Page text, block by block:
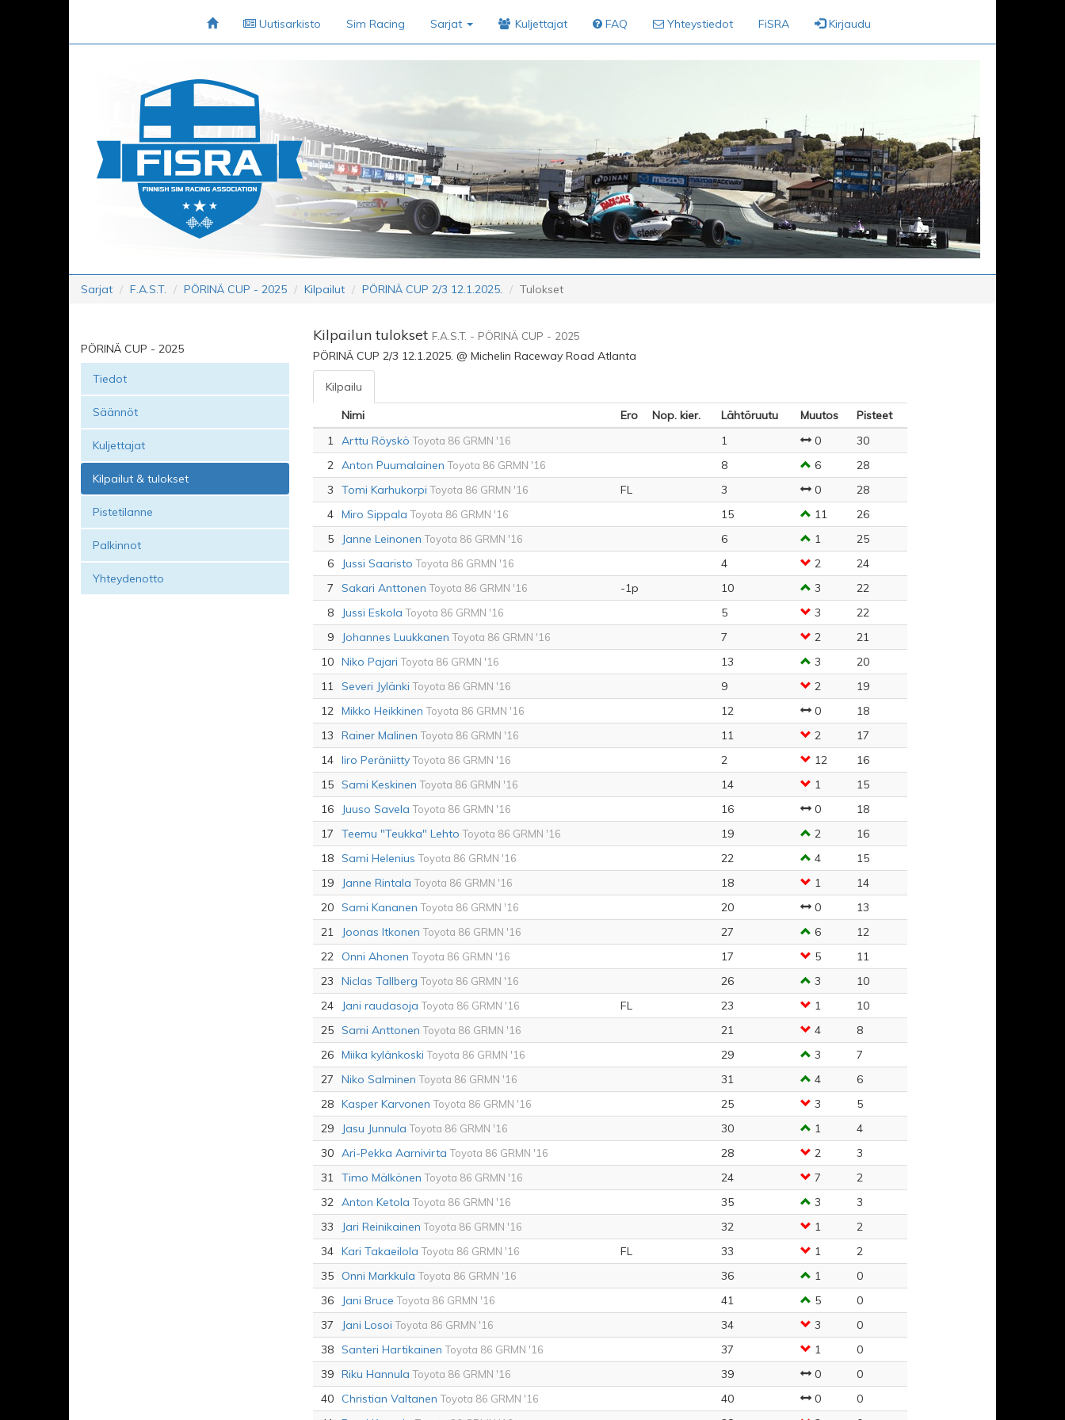
Uutisarkisto Sim Racing Sarjat Kuljettajat FAQ Yhteystiedot FiSRA Kirjaudu
Sarjat F.A.S.T. PÖRINÄ CUP - 2025 Kilpailut PÖRINÄ CUP 2/3 12.1.2025. Tulokset
PÖRINÄ CUP - 2025
Tiedot
Säännöt
Kuljettajat
Kilpailut & tulokset
Pistetilanne
Palkinnot
Yhteydenotto
Kilpailun tulokset F.A.S.T. - PÖRINÄ CUP - 2025
PÖRINÄ CUP 2/3 12.1.2025. @ Michelin Raceway Road Atlanta
Kilpailu
Nimi
Ero Nop. kier. Lähtöruutu Muutos
Pisteet
1 Arttu RöysköToyota 86 GRMN '16 1 0
30
2 Anton PuumalainenToyota 86 GRMN '16 8 6
28
3
Tomi KarhukorpiToyota 86 GRMN '16 FL 3 0
28
4 Miro SippalaToyota 86 GRMN '16 15 11
26
5
Janne LeinonenToyota 86 GRMN '16 6 1
25
6
Jussi SaaristoToyota 86 GRMN '16 4 2
24
7
Sakari AnttonenToyota 86 GRMN '16 -1p 10 3
22
8
Jussi EskolaToyota 86 GRMN '16 5 3
22
9
Johannes LuukkanenToyota 86 GRMN '16 7 2
21
10 Niko PajariToyota 86 GRMN '16 13 3
20
11 Severi JylänkiToyota 86 GRMN '16 9 2
19
12 Mikko HeikkinenToyota 86 GRMN '16 12 0
18
13
Rainer MalinenToyota 86 GRMN '16 11 2
17
14 Iiro PeräniittyToyota 86 GRMN '16 2 12
16
15 Sami KeskinenToyota 86 GRMN '16 14 1
15
16
Juuso SavelaToyota 86 GRMN '16 16 0
18
17
Teemu "Teukka" LehtoToyota 86 GRMN '16 19 2
16
18 Sami HeleniusToyota 86 GRMN '16 22 4
15
19
Janne RintalaToyota 86 GRMN '16 18 1
14
20 Sami KananenToyota 86 GRMN '16 20 0
13
21
Joonas ItkonenToyota 86 GRMN '16 27 6
12
22
Onni AhonenToyota 86 GRMN '16 17 5
11
23
Niclas TallbergToyota 86 GRMN '16 26 3
10
24
Jani raudasojaToyota 86 GRMN '16 FL 23 1
10
25 Sami AnttonenToyota 86 GRMN '16 21 4
8
26 Miika kylänkoskiToyota 86 GRMN '16 29 3
7
27
Niko SalminenToyota 86 GRMN '16 31 4
6
28 Kasper KarvonenToyota 86 GRMN '16 25 3
5
29
Jasu JunnulaToyota 86 GRMN '16 30 1
4
30 Ari-Pekka AarnivirtaToyota 86 GRMN '16 28 2
3
31 Timo MälkönenToyota 86 GRMN '16 24 7
2
32 Anton KetolaToyota 86 GRMN '16 35 3
3
33
Jari ReinikainenToyota 86 GRMN '16 32 1
2
34 Kari TakaeilolaToyota 86 GRMN '16 FL 33 1
2
35
Onni MarkkulaToyota 86 GRMN '16 36 1
0
36
Jani BruceToyota 86 GRMN '16 41 5
0
37
Jani LosoiToyota 86 GRMN '16 34 3
0
38 Santeri HartikainenToyota 86 GRMN '16 37 1
0
39 Riku HannulaToyota 86 GRMN '16 39 0
0
40
Christian ValtanenToyota 86 GRMN '16 40 0
0